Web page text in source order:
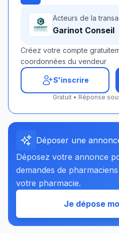
Acteurs de la
Garinot Conseil
Créez votre compte
coordonnées du vendeur
S'inscrire
Gratuit • Réponse
Déposer une
Déposez votre annonce
demandes de
votre pharmacie.
Je dépose